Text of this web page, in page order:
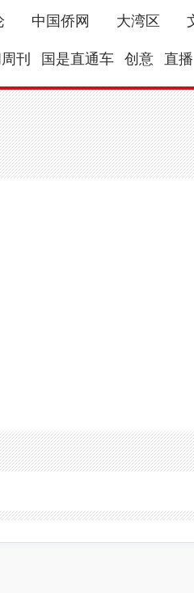
中国侨网 大湾区
刊 国是直通车 创意 直播